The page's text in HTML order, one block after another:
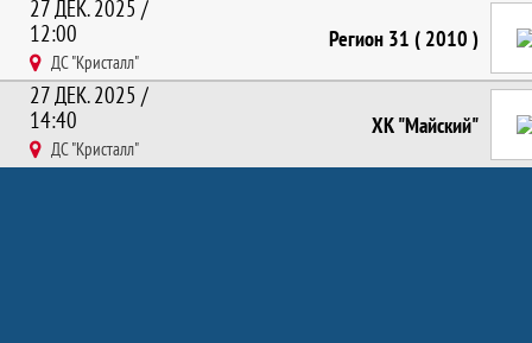
27 ДЕК. 2025 /
12:00
ДС "Кристалл"
Регион 31 ( 2010 )
27 ДЕК. 2025 /
14:40
ДС "Кристалл"
ХК "Майский"